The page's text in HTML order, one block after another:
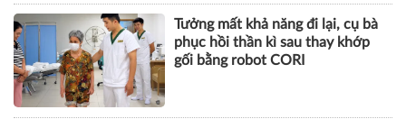
Tưởng mất khả năng đi lại, cụ bà
phục hồi thần kì sau thay khớp
gối bằng robot CORI